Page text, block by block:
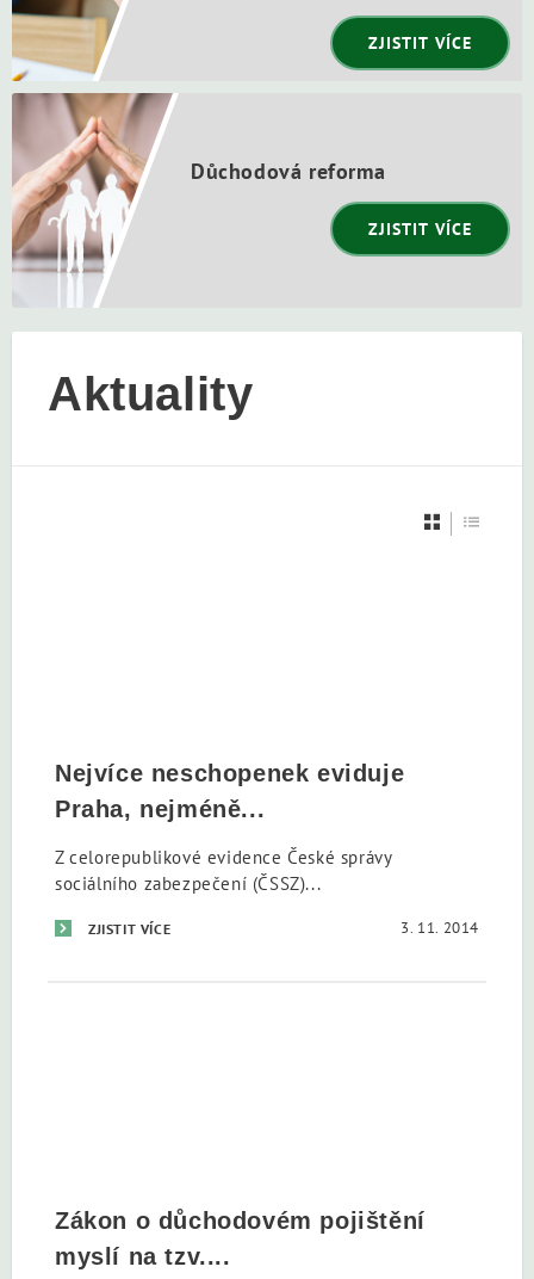
ZJISTIT VÍCE
Důchodová reforma
ZJISTIT VÍCE
Aktuality
Nejvíce neschopenek eviduje
Praha, nejméně...
Z celorepublikové evidence České správy
sociálního zabezpečení (ČSSZ)...
ZJISTIT VÍCE 3. 11. 2014
Zákon o důchodovém pojištění
myslí na tzv....